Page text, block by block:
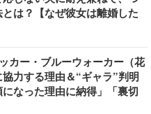
は？【なぜ彼女は離婚した
カー・ブルーウォーカー（花
力する理由＆“ギャラ”判明
なった理由に納得」「裏切